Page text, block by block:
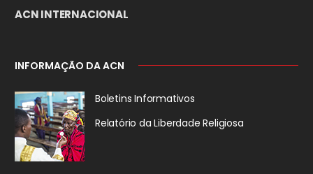
ACN INTERNACIONAL
INFORMAÇÃO DA ACN
Boletins Informativos
Relatório da Liberdade Religiosa